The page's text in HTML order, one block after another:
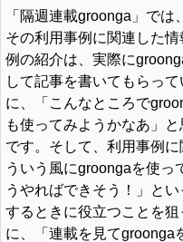
「隔週連載groonga」では
その利用事例に関連した
例の紹介は、実際に
して記事を書いてもらっ
に、「こんなところで
も使ってみようかなあ」
です。そして、利用事例
ういう風にgroongaを使っ
うやればできそう！」と
するときに役立つことを
に、「連載を見てgroonga